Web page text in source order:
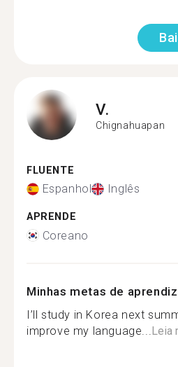
V.
Chignahuapan
FLUENTE
Espanhol Inglês
APRENDE
Coreano
Minhas metas de
I’ll study in Korea next
improve my language... Leia